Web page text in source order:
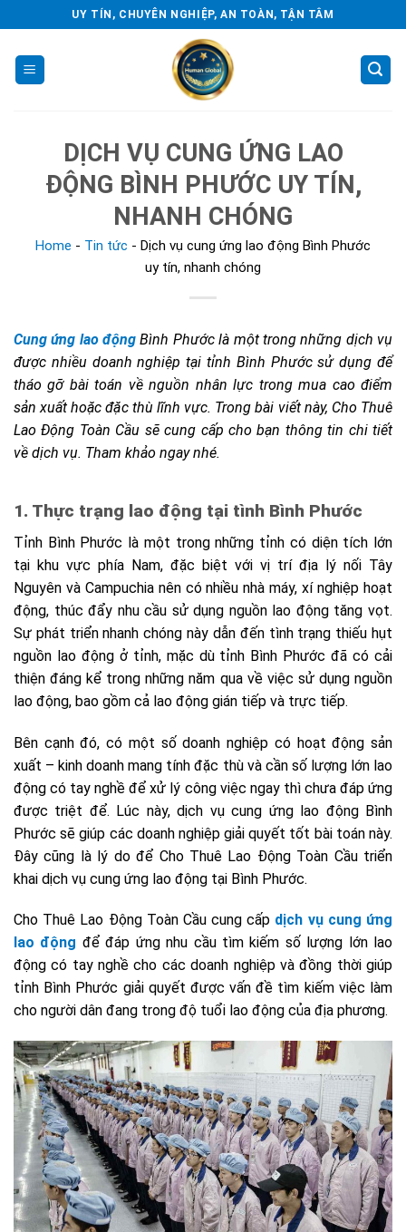
to
content
UY TÍN, CHUYÊN NGHIỆP, AN TOÀN, TẬN TÂM
DỊCH VỤ CUNG ỨNG LAO
ĐỘNG BÌNH PHƯỚC UY TÍN,
NHANH CHÓNG
Home - Tin tức - Dịch vụ cung ứng lao động Bình Phước
uy tín, nhanh chóng
Cung ứng lao động Bình Phước là một trong những dịch vụ
được nhiều doanh nghiệp tại tỉnh Bình Phước sử dụng để
tháo gỡ bài toán về nguồn nhân lực trong mua cao điểm
sản xuất hoặc đặc thù lĩnh vực. Trong bài viết này, Cho Thuê
Lao Động Toàn Cầu sẽ cung cấp cho bạn thông tin chi tiết
về dịch vụ. Tham khảo ngay nhé.
1. Thực trạng lao động tại tình Bình Phước
Tỉnh Bình Phước là một trong những tỉnh có diện tích lớn
tại khu vực phía Nam, đặc biệt với vị trí địa lý nối Tây
Nguyên và Campuchia nên có nhiều nhà máy, xí nghiệp hoạt
động, thúc đẩy nhu cầu sử dụng nguồn lao động tăng vọt.
Sự phát triển nhanh chóng này dẫn đến tình trạng thiếu hụt
nguồn lao động ở tỉnh, mặc dù tỉnh Bình Phước đã có cải
thiện đáng kể trong những năm qua về việc sử dụng nguồn
lao động, bao gồm cả lao động gián tiếp và trực tiếp.
Bên cạnh đó, có một số doanh nghiệp có hoạt động sản
xuất – kinh doanh mang tính đặc thù và cần số lượng lớn lao
động có tay nghề để xử lý công việc ngay thì chưa đáp ứng
được triệt để. Lúc này, dịch vụ cung ứng lao động Bình
Phước sẽ giúp các doanh nghiệp giải quyết tốt bài toán này.
Đây cũng là lý do để Cho Thuê Lao Động Toàn Cầu triển
khai dịch vụ cung ứng lao động tại Bình Phước.
Cho Thuê Lao Động Toàn Cầu cung cấp dịch vụ cung ứng
lao động để đáp ứng nhu cầu tìm kiếm số lượng lớn lao
động có tay nghề cho các doanh nghiệp và đồng thời giúp
tỉnh Bình Phước giải quyết được vấn đề tìm kiếm việc làm
cho người dân đang trong độ tuổi lao động của địa phương.